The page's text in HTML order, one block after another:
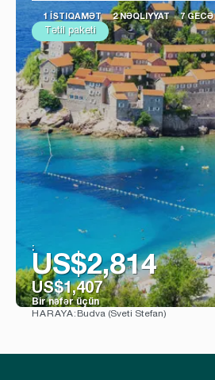
1 İSTIQAMƏT 2 NƏQLIYYAT 7 GECƏ
Tətil paketi
:
US$2,814
US$1,407
Bir nəfər üçün
HARAYA: Budva (Sveti Stefan)